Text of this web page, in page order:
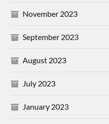
November 2023
September 2023
August 2023
July 2023
January 2023